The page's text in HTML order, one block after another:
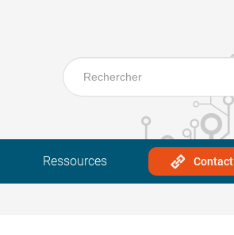
Ressources Contact